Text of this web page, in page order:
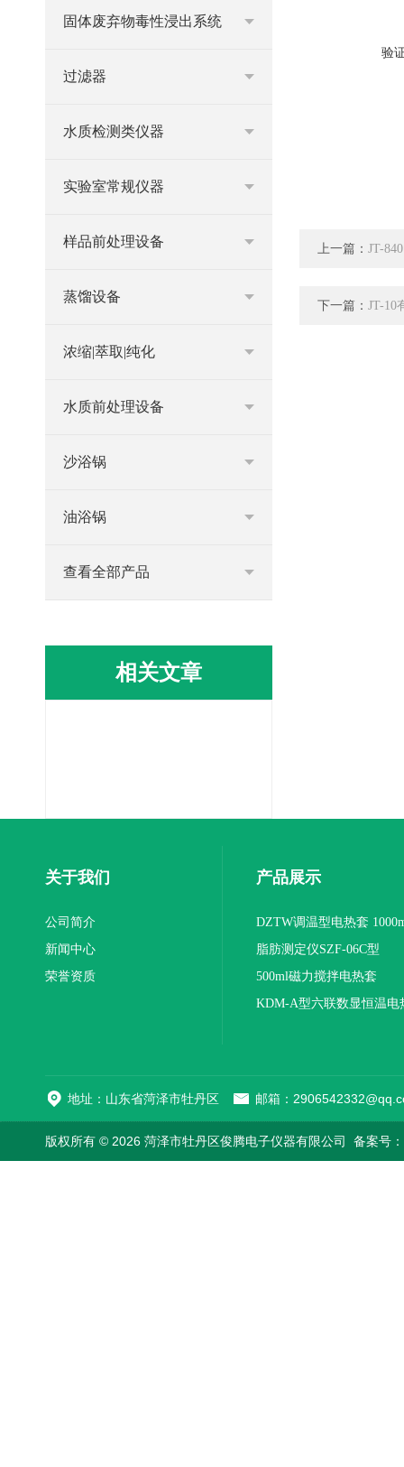
验
上一篇： JT-
下一篇： JT-10
固体废弃物毒性浸出系统
过滤器
水质检测类仪器
实验室常规仪器
样品前处理设备
蒸馏设备
浓缩|萃取|纯化
水质前处理设备
沙浴锅
油浴锅
查看全部产品
相关文章
关于我们
公司简介
新闻中心
荣誉资质
产品展示
DZTW调温型电热套
联
脂肪测定仪SZF-06C型
500ml磁力搅拌电热套
KDM-A型六联数显恒温电
地址：山东省菏泽市牡丹区 邮箱：
版权所有 © 2026 菏泽市牡丹区俊腾电子仪器有限公司 备案号